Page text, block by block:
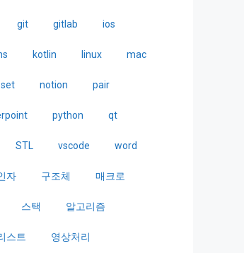
git gitlab ios
kotlin linux mac
notion pair
python qt
STL vscode word
자 구조체 매크로
스택 알고리즘
스트 영상처리